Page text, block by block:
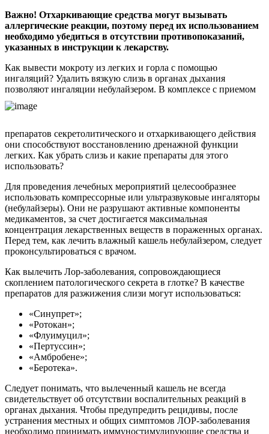
Важно! Отхаркивающие средства могут вызывать
аллергические реакции, поэтому перед их использованием
необходимо убедиться в отсутствии противопоказаний,
указанных в инструкции к лекарству.
Как вывести мокроту из легких и горла с помощью
ингаляций? Удалить вязкую слизь в органах дыхания
позволяют ингаляции небулайзером. В комплексе с приемом
препаратов секретолитического и отхаркивающего действия
они способствуют восстановлению дренажной функции
легких. Как убрать слизь и какие препараты для этого
использовать?
Для проведения лечебных мероприятий целесообразнее
использовать компрессорные или ультразвуковые ингаляторы
(небулайзеры). Они не разрушают активные компоненты
медикаментов, за счет достигается максимальная
концентрация лекарственных веществ в пораженных органах.
Перед тем, как лечить влажный кашель небулайзером, следует
проконсультироваться с врачом.
Как вылечить Лор-заболевания, сопровождающиеся
скоплением патологического секрета в глотке? В качестве
препаратов для разжижения слизи могут использоваться:
«Синупрет»;
«Ротокан»;
«Флуимуцил»;
«Пертуссин»;
«Амбробене»;
«Беротека».
Следует понимать, что вылеченный кашель не всегда
свидетельствует об отсутствии воспалительных реакций в
органах дыхания. Чтобы предупредить рецидивы, после
устранения местных и общих симптомов ЛОР-заболевания
необходимо принимать иммуностимулирующие средства и